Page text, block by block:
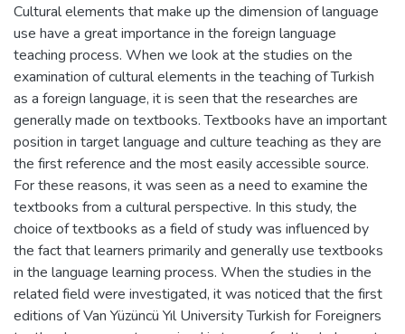
Cultural elements that make up the dimension of language
use have a great importance in the foreign language
teaching process. When we look at the studies on the
examination of cultural elements in the teaching of Turkish
as a foreign language, it is seen that the researches are
generally made on textbooks. Textbooks have an important
position in target language and culture teaching as they are
the first reference and the most easily accessible source.
For these reasons, it was seen as a need to examine the
textbooks from a cultural perspective. In this study, the
choice of textbooks as a field of study was influenced by
the fact that learners primarily and generally use textbooks
in the language learning process. When the studies in the
related field were investigated, it was noticed that the first
editions of Van Yüzüncü Yıl University Turkish for Foreigners